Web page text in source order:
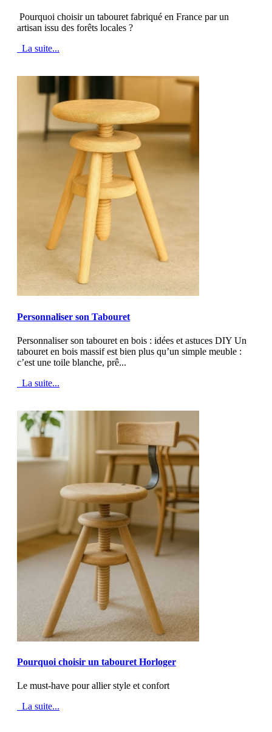
Pourquoi choisir un tabouret fabriqué en France par un
artisan issu des forêts locales ?
La suite...
Personnaliser son Tabouret
Personnaliser son tabouret en bois : idées et astuces DIY Un
tabouret en bois massif est bien plus qu’un simple meuble :
c’est une toile blanche, prê...
La suite...
Pourquoi choisir un tabouret Horloger
Le must-have pour allier style et confort
La suite...